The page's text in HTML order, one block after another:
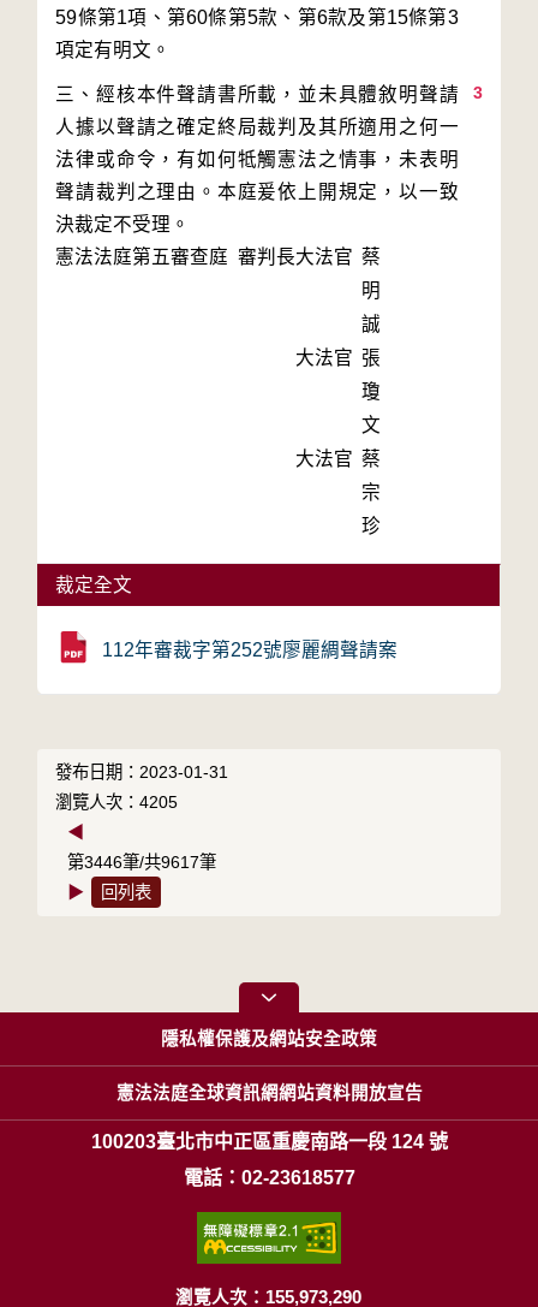
59條第1項、第60條第5款、第6款及第15條第3
3
三、經核本件聲請書所載，並未具體敘明聲請
人據以聲請之確定終局裁判及其所適用之何一
法律或命令，有如何牴觸憲法之情事，未表明
聲請裁判之理由。本庭爰依上開規定，以一致
決裁定不受理。
憲法法庭第五審查庭 審判長大法官 蔡
明
誠
大法官 張
瓊
文
大法官 蔡
宗
珍
裁定全文
112年審裁字第252號廖麗綢聲請案
發布日期：2023-01-31
瀏覽人次：4205
◀
第3446筆/共9617筆
▶
回列表
隱私權保護及網站安全政策
憲法法庭全球資訊網網站資料開放宣告
100203臺北市中正區重慶南路一段 124 號
電話：02-23618577
瀏覽人次：155,973,290